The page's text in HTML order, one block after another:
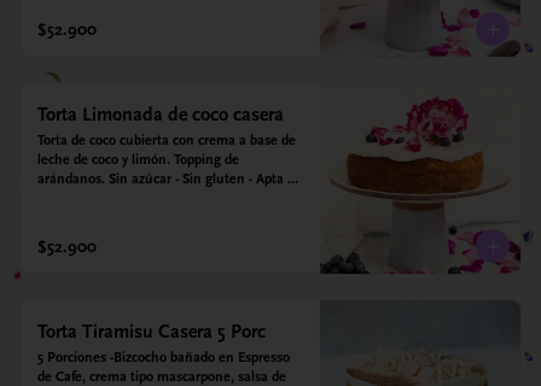
Endulzada con estevia.
$52.900
Torta Limonada de coco casera
Torta de coco cubierta con crema a base de
leche de coco y limón. Topping de
arándanos. Sin azúcar - Sin gluten - Apta
$52.900
Torta Tiramisu Casera 5 Porc
5 Porciones -Bizcocho bañado en Espresso
de Cafe, crema tipo mascarpone, salsa de